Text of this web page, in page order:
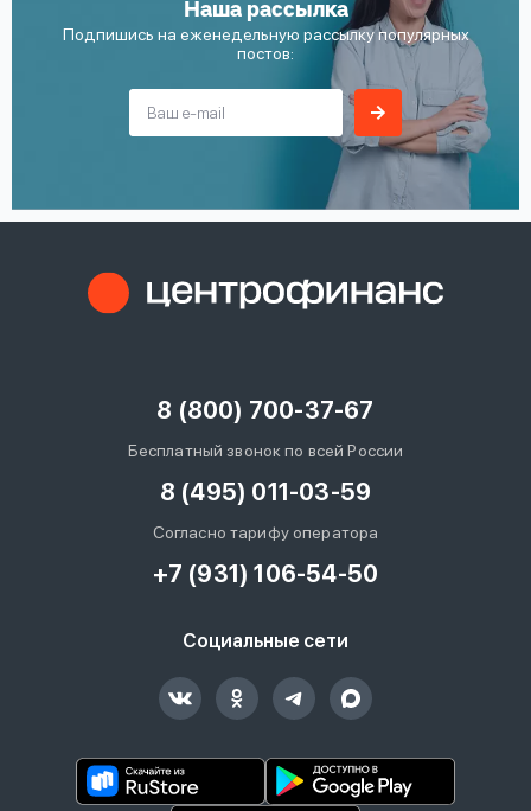
Наша рассылка
Подпишись на еженедельную рассылку популярных
постов:
8 (800) 700-37-67
Бесплатный звонок по всей России
8 (495) 011-03-59
Согласно тарифу оператора
+7 (931) 106-54-50
Социальные сети